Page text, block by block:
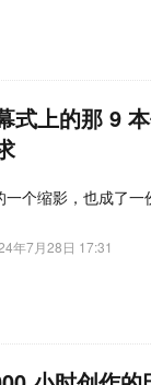
式上的那 9
个缩影，也成了一
年7月28日 17:31